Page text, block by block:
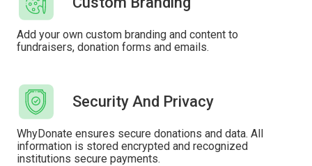
Add your own custom branding and content to
fundraisers, donation forms and emails.
Security And Privacy
WhyDonate ensures secure donations and data. All
information is stored encrypted and recognized
institutions secure payments.